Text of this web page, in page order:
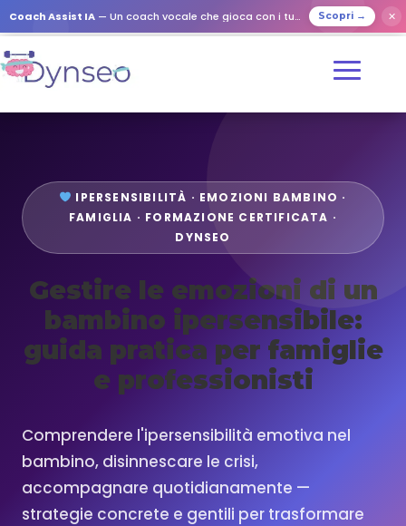
Coach Assist IA — Un coach vocale che gioca con i tuoi cari Scopri → ✕
IPERSENSIBILITÀ · EMOZIONI BAMBINO ·
FAMIGLIA · FORMAZIONE CERTIFICATA ·
DYNSEO
Gestire le emozioni di un
bambino ipersensibile:
guida pratica per famiglie
e professionisti
Comprendere l'ipersensibilità emotiva nel
bambino, disinnescare le crisi,
accompagnare quotidianamente —
strategie concrete e gentili per trasformare